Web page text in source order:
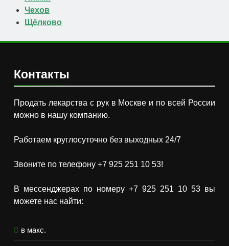
Чехов
Щёлково
Контакты
Продать лекарства с рук в Москве и по всей России
можно в нашу компанию.
Работаем круглосуточно без выходных 24/7
Звоните по телефону +7 925 251 10 53!
В мессенджерах по номеру +7 925 251 10 53 вы
можете нас найти:
в макс.